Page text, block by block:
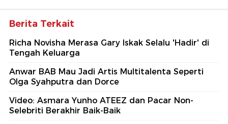
Berita Terkait
Richa Novisha Merasa Gary Iskak Selalu 'Hadir' di
Tengah Keluarga
Anwar BAB Mau Jadi Artis Multitalenta Seperti
Olga Syahputra dan Dorce
Video: Asmara Yunho ATEEZ dan Pacar Non-
Selebriti Berakhir Baik-Baik